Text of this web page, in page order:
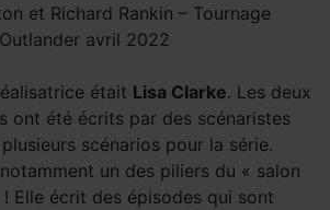
et Richard Rankin – Tournage
Outlander avril 2022
était Lisa Clarke. Les deux
ont été écrits par des scénaristes
scénarios pour la série.
un des piliers du « salon
Elle écrit des épisodes qui sont